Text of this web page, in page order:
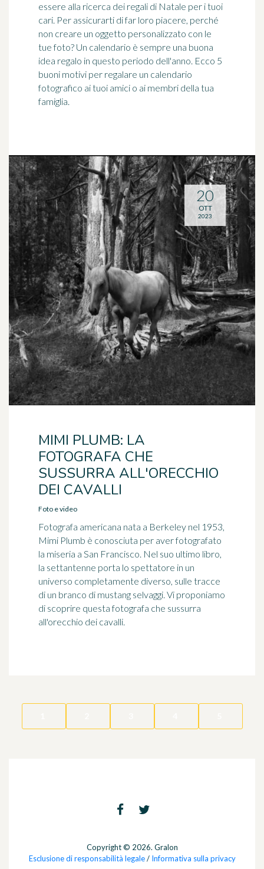
essere alla ricerca dei regali di Natale per i tuoi
cari. Per assicurarti di far loro piacere, perché
non creare un oggetto personalizzato con le
tue foto? Un calendario è sempre una buona
idea regalo in questo periodo dell'anno. Ecco 5
buoni motivi per regalare un calendario
fotografico ai tuoi amici o ai membri della tua
famiglia.
MIMI PLUMB: LA
FOTOGRAFA CHE
SUSSURRA ALL'ORECCHIO
DEI CAVALLI
Foto e video
Fotografa americana nata a Berkeley nel 1953,
Mimi Plumb è conosciuta per aver fotografato
la miseria a San Francisco. Nel suo ultimo libro,
la settantenne porta lo spettatore in un
universo completamente diverso, sulle tracce
di un branco di mustang selvaggi. Vi proponiamo
di scoprire questa fotografa che sussurra
all'orecchio dei cavalli.
20
OTT
2023
Copyright © 2026. Gralon
Esclusione di responsabilità legale/ Informativa sulla privacy